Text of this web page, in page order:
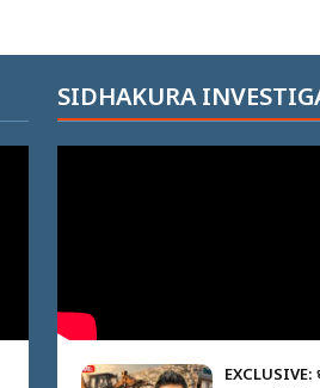
SIDHAKURA
EXCLUSIVE: